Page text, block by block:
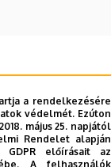
a rendelkezésére
védelmét. Ezúton
május 25. napjától
Rendelet alapján
előírásait az
A felhasználók